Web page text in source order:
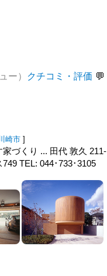
ー） クチコミ・評価
崎市 ]
づくり ... 田代 敦久 211-
TEL: 044･733･3105